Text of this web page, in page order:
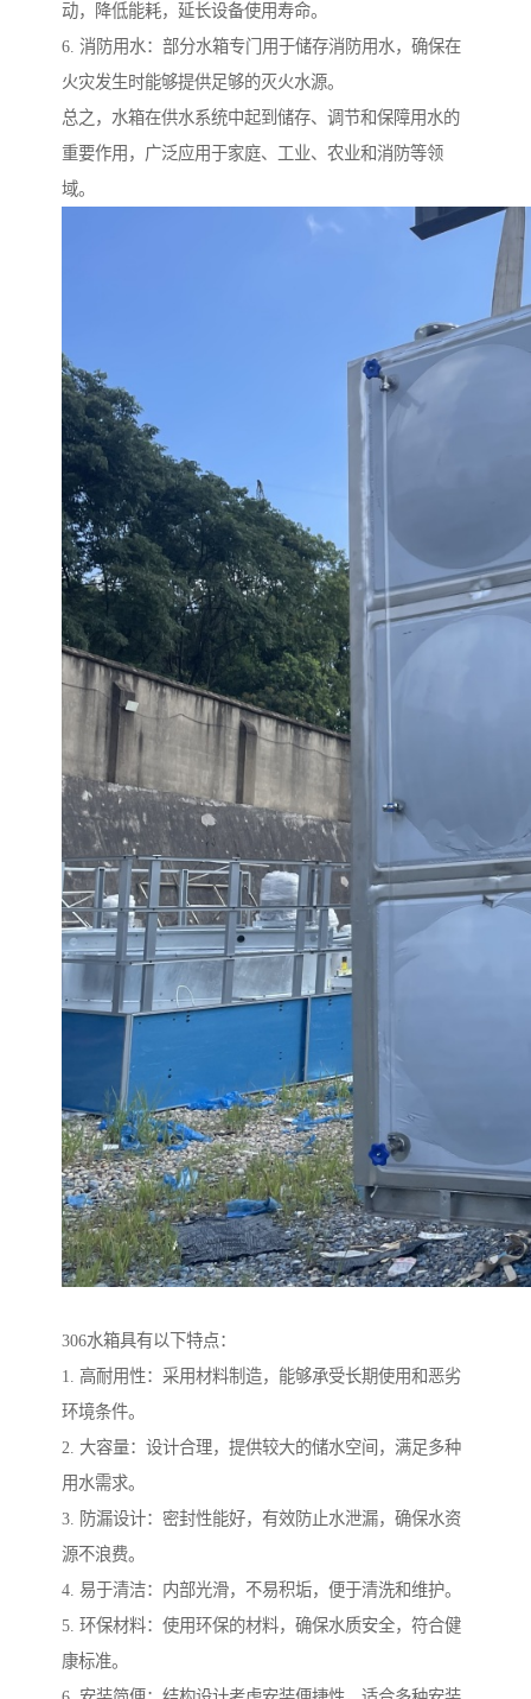
动，降低能耗，延长设备使用寿命。
6. 消防用水：部分水箱专门用于储存消防用水，确保在
火灾发生时能够提供足够的灭火水源。
总之，水箱在供水系统中起到储存、调节和保障用水的
重要作用，广泛应用于家庭、工业、农业和消防等领
域。
306水箱具有以下特点：
1. 高耐用性：采用材料制造，能够承受长期使用和恶劣
环境条件。
2. 大容量：设计合理，提供较大的储水空间，满足多种
用水需求。
3. 防漏设计：密封性能好，有效防止水泄漏，确保水资
源不浪费。
4. 易于清洁：内部光滑，不易积垢，便于清洗和维护。
5. 环保材料：使用环保的材料，确保水质安全，符合健
康标准。